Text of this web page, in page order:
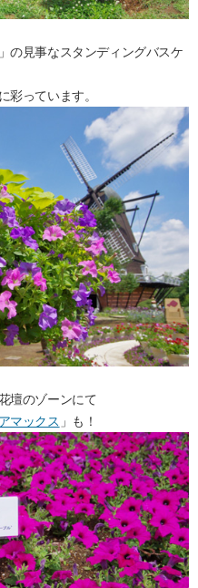
の見事なスタンディングバスケ
彩っています。
壇のゾーンにて
マックス 」も！